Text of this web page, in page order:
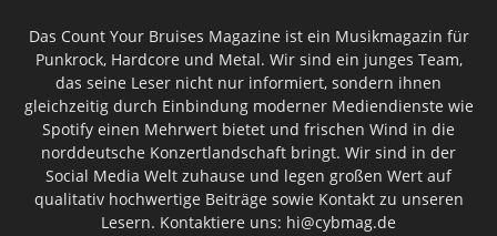
Das Count Your Bruises Magazine ist ein Musikmagazin für
Punkrock, Hardcore und Metal. Wir sind ein junges Team,
das seine Leser nicht nur informiert, sondern ihnen
gleichzeitig durch Einbindung moderner Mediendienste wie
Spotify einen Mehrwert bietet und frischen Wind in die
norddeutsche Konzertlandschaft bringt. Wir sind in der
Social Media Welt zuhause und legen großen Wert auf
qualitativ hochwertige Beiträge sowie Kontakt zu unseren
Lesern. Kontaktiere uns: hi@cybmag.de